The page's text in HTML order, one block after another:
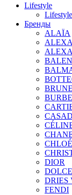
Lifestyle
Lifestyle
Бренды
ALAÏA
CHLOÉ
DIOR
DRIES
FENDI